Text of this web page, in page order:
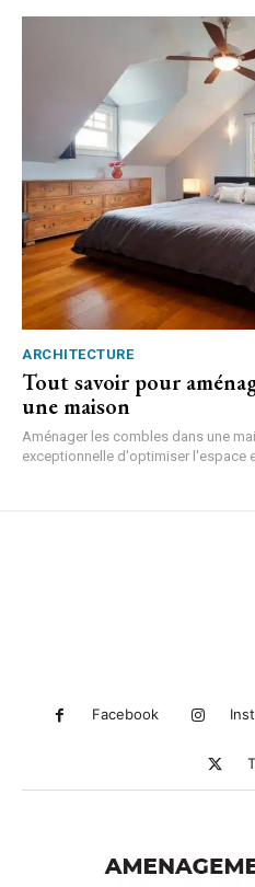
ARCHITECTURE
Tout savoir pour
une maison
Aménager les combles dans une
exceptionnelle d'optimiser l'espace
Facebook